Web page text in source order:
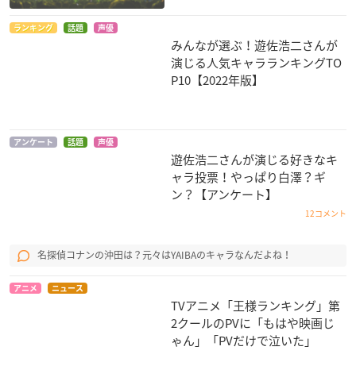
ZETMAN(ゼットマ
機動戦士ガンダムAG
真剣で私に恋しなさ
葵冬馬
うたの☆プリンスさ
日向龍也
青の祓魔師（エクソ
ランキング 話題 声優
みんなが選ぶ！遊佐浩二さんが
演じる人気キャラランキングTO
P10【2022年版】
アンケート 話題 声優
遊佐浩二さんが演じる好きなキ
ャラ投票！やっぱり白澤？ギ
ン？【アンケート】
12コメント
名探偵コナンの沖田は？元々はYAIBAのキャラなんだよね！
アニメ ニュース
TVアニメ「王様ランキング」第
2クールのPVに「もはや映画じ
ゃん」「PVだけで泣いた」